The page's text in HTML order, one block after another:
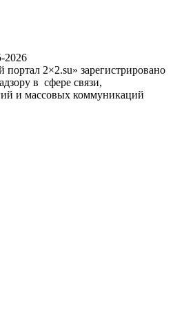
2026
2×2.su» зарегистрировано
в сфере связи,
и массовых коммуникаций